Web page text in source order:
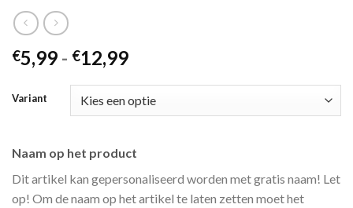
€5,99 - €12,99Prijsklasse:
tot
€12,99
Variant
Naam op het product
Dit artikel kan gepersonaliseerd worden met gratis naam! Let
op! Om de naam op het artikel te laten zetten moet het